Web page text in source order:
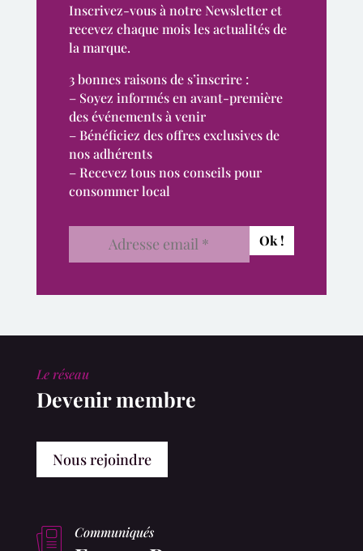
Inscrivez-vous à notre Newsletter et
recevez chaque mois les actualités de
la marque.
3 bonnes raisons de s’inscrire :
– Soyez informés en avant-première
des événements à venir
– Bénéficiez des offres exclusives de
nos adhérents
– Recevez tous nos conseils pour
consommer local
Le réseau
Devenir membre
Nous rejoindre
Communiqués